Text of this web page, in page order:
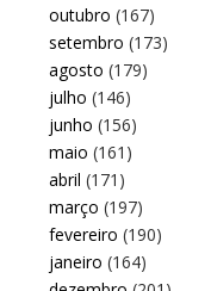
outubro (167)
setembro (173)
agosto (179)
julho (146)
junho (156)
maio (161)
abril (171)
março (197)
fevereiro (190)
janeiro (164)